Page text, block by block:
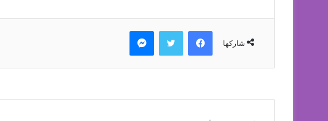
شاركها
فيسبوك تويتر ماسنجر